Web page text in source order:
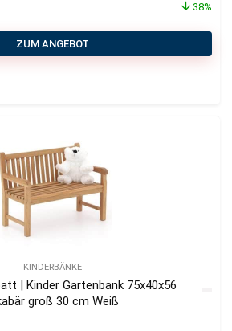
38%
ZUM ANGEBOT
KINDERBÄNKE
| Kinder Gartenbank 75x40x56
groß 30 cm Weiß